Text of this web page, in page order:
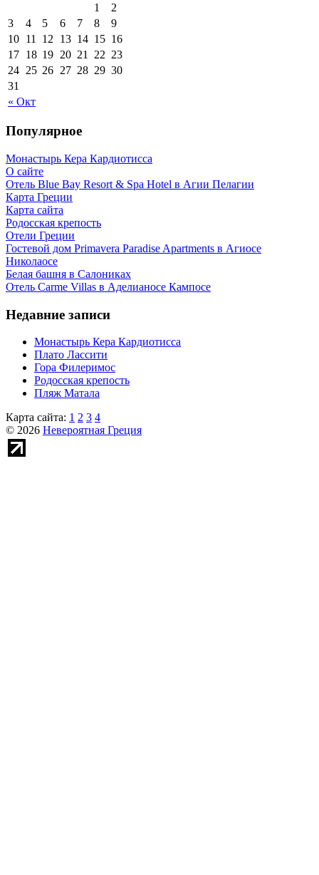
« Окт
1
2
3
4 5 6 7 8
9
10 11 12 13 14 15 16
17 18 19 20 21 22 23
24 25 26 27 28 29 30
31
Популярное
Монастырь Кера Кардиотисса
О сайте
Отель Blue Bay Resort & Spa Hotel в Агии Пелагии
Карта Греции
Карта сайта
Родосская крепость
Отели Греции
Гостевой дом Primavera Paradise Apartments в Агиосе
Николаосе
Белая башня в Салониках
Отель Carme Villas в Аделианосе Кампосе
Недавние записи
Монастырь Кера Кардиотисса
Плато Лассити
Гора Филеримос
Родосская крепость
Пляж Матала
Карта сайта: 1 2 3 4
© 2026 Невероятная Греция